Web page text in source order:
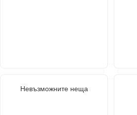
Невъзможните неща